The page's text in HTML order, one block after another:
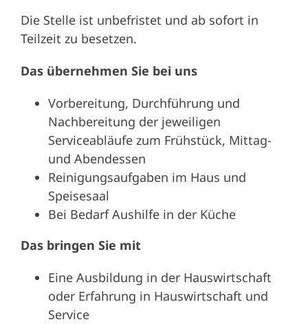
Die Stelle ist unbefristet und ab sofort in
Teilzeit zu besetzen.
Das übernehmen Sie bei uns
Vorbereitung, Durchführung und
Nachbereitung der jeweiligen
Serviceabläufe zum Frühstück, Mittag-
und Abendessen
Reinigungsaufgaben im Haus und
Speisesaal
Bei Bedarf Aushilfe in der Küche
Das bringen Sie mit
Eine Ausbildung in der Hauswirtschaft
oder Erfahrung in Hauswirtschaft und
Service